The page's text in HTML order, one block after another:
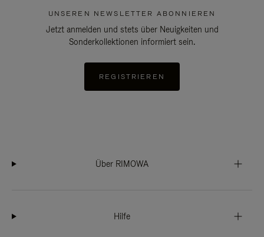
UNSEREN NEWSLETTER ABONNIEREN
Jetzt anmelden und stets über Neuigkeiten und
Sonderkollektionen informiert sein.
REGISTRIEREN
Über RIMOWA
Hilfe